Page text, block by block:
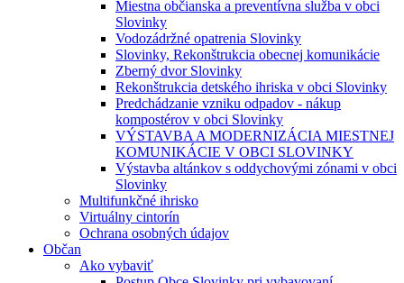
Miestna občianska a preventívna služba v obci
Slovinky
Vodozádržné opatrenia Slovinky
Slovinky, Rekonštrukcia obecnej komunikácie
Zberný dvor Slovinky
Rekonštrukcia detského ihriska v obci Slovinky
Predchádzanie vzniku odpadov - nákup
kompostérov v obci Slovinky
VÝSTAVBA A MODERNIZÁCIA MIESTNEJ
KOMUNIKÁCIE V OBCI SLOVINKY
Výstavba altánkov s oddychovými zónami v obci
Slovinky
Multifunkčné ihrisko
Virtuálny cintorín
Ochrana osobných údajov
Občan
Ako vybaviť